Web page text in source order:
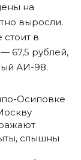
на
выросли.
в
67,5 рублей,
АИ-98.
Осиповке
слышны